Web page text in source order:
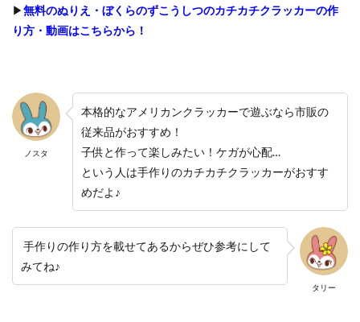
▶無料のぬりえ・ぼくらのずこうしつのカチカチクラッカーの作
り方・動画はこちらから！
ノスタ
本格的なアメリカンクラッカーで遊ぶなら市販の
従来品がおすすめ！
子供と作って楽しみたい！ケガが心配…
という人は手作りのカチカチクラッカーがおすす
めだよ♪
タリー
手作りの作り方を載せてあるからぜひ参考にして
みてね♪